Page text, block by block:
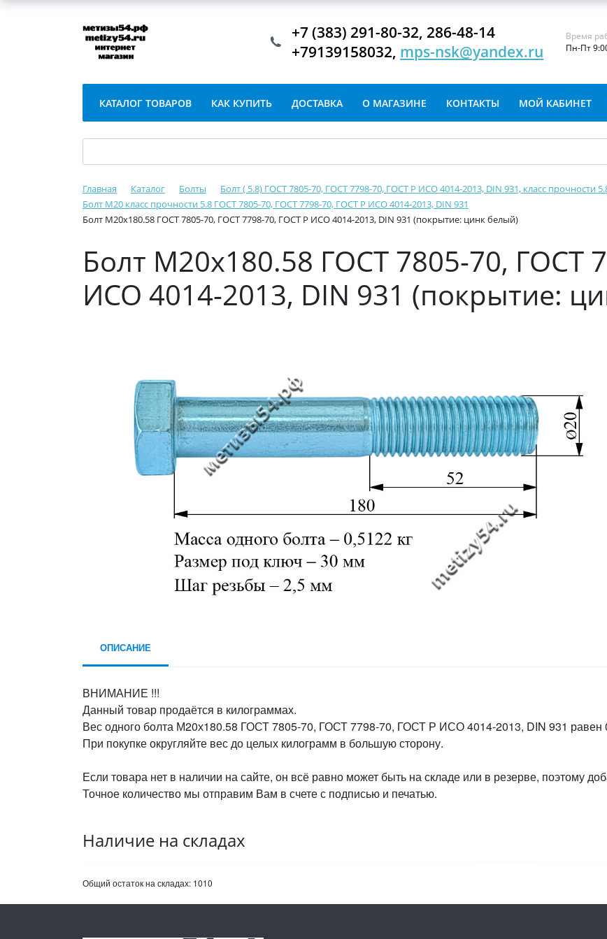
+7 (383) 291-80-32, 286-48-14
+79139158032, mps-nsk@yandex.ru
Время
Пн-Пт
КАТАЛОГ ТОВАРОВ КАК КУПИТЬ ДОСТАВКА О МАГАЗИНЕ КОНТАКТЫ МОЙ КАБИНЕТ
Главная Каталог Болты
Болт ( 5.8) ГОСТ 7805-70, ГОСТ 7798-70, ГОСТ Р ИСО 4014-2013, DIN 931, класс прочности
Болт М20 класс прочности 5.8 ГОСТ 7805-70, ГОСТ 7798-70, ГОСТ Р ИСО 4014-2013, DIN 931
Болт М20х180.58 ГОСТ 7805-70, ГОСТ 7798-70, ГОСТ Р ИСО 4014-2013, DIN 931 (покрытие: цинк белый)
Болт М20х180.58 ГОСТ 7805-70, ГОСТ
ИСО 4014-2013, DIN 931 (покрытие:
ОПИСАНИЕ
ВНИМАНИЕ !!!
Данный товар продаётся в килограммах.
Вес одного болта М20х180.58 ГОСТ 7805-70, ГОСТ 7798-70, ГОСТ Р ИСО 4014-2013, DIN 931 равен
При покупке округляйте вес до целых килограмм в большую сторону.
Если товара нет в наличии на сайте, он всё равно может быть на складе или в резерве, поэтому
Точное количество мы отправим Вам в счете с подписью и печатью.
Наличие на складах
Общий остаток на складах: 1010